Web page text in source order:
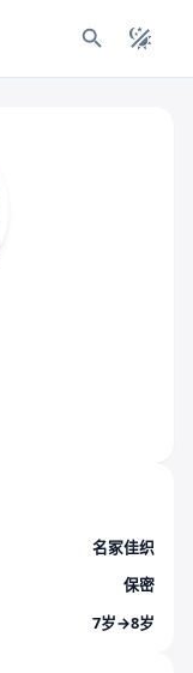
名冢佳织
保密
7岁→8岁